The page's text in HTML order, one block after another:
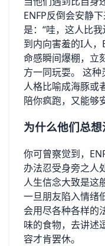
ENFP反倒会安静
是：“哇，这人比
到内向害羞的I人，
命感瞬间爆棚，立
方一同玩耍。 这
人格比喻成海豚或
陪你疯跑，又能够
为什么他们总
你可曾察觉到，
办法忍受身旁之人
人生信念大致是这
一旦朋友陷入情绪
会用尽各种各样的
味的食物，去讲述
容才肯罢休。